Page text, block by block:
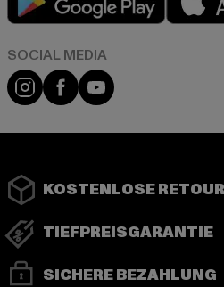
Instagram
FacebookYouTube
KOSTENLOSE
TIEFPREISGARANTIE
SICHERE BEZAHLUNG